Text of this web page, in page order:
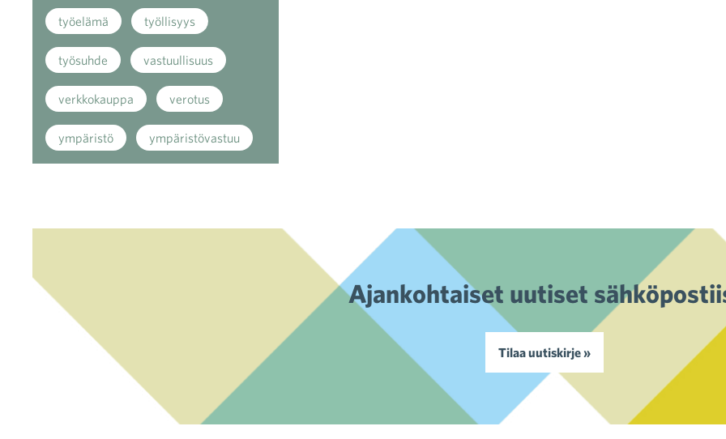
työelämä työllisyys
työsuhde vastuullisuus
verkkokauppa verotus
ympäristö ympäristövastuu
Ajankohtaiset uutiset
Tilaa uutiskirje »